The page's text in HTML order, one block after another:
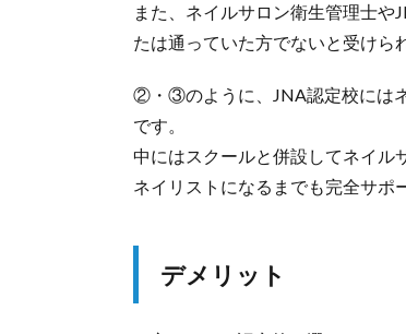
また、ネイルサロン衛生管理士や
たは通っていた方でないと受けら
②・③のように、JNA認定校には
です。
中にはスクールと併設してネイル
ネイリストになるまでも完全サポ
デメリット